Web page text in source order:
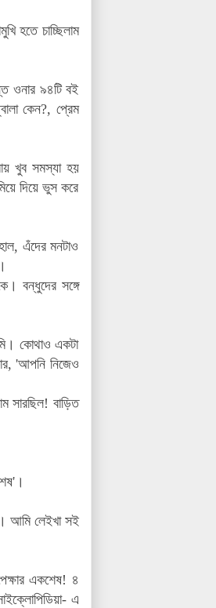
হতে চাচ্ছিলাম
ওনার ৯৪টি বই
কেন?, প্রেম
খুব সমস্যা হয়
দিয়ে ভুস করে
এঁদের মনটাও
বন্ধুদের সঙ্গে
কোথাও একটা
'আপনি নিজেও
সারছিল! বাড়িত
আমি লেইখা সই
একশেষ! ৪
এ